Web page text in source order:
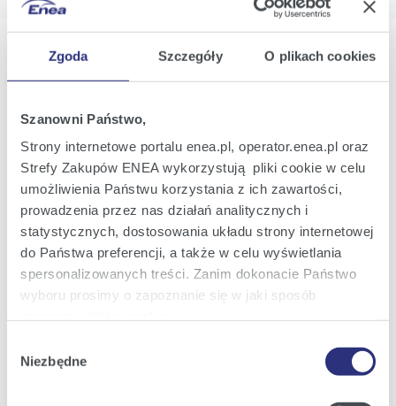
Zgoda Szczegóły O plikach cookies
Szanowni Państwo,
Strony internetowe portalu enea.pl, operator.enea.pl oraz
Strefy Zakupów ENEA wykorzystują pliki cookie w celu
umożliwienia Państwu korzystania z ich zawartości,
prowadzenia przez nas działań analitycznych i
statystycznych, dostosowania układu strony internetowej
do Państwa preferencji, a także w celu wyświetlania
spersonalizowanych treści. Zanim dokonacie Państwo
wyboru prosimy o zapoznanie się w jaki sposób
Szczegółowe informacje na ten temat znajdziecie
Polityce
zgody
Niezbędne
Oferta
Oferta dla domu
Oferta dla Małych firm
Oferta dla Biznesu
Zielona energia Dla domu
Zielona energia dla Małych firm
Instytucje publiczne